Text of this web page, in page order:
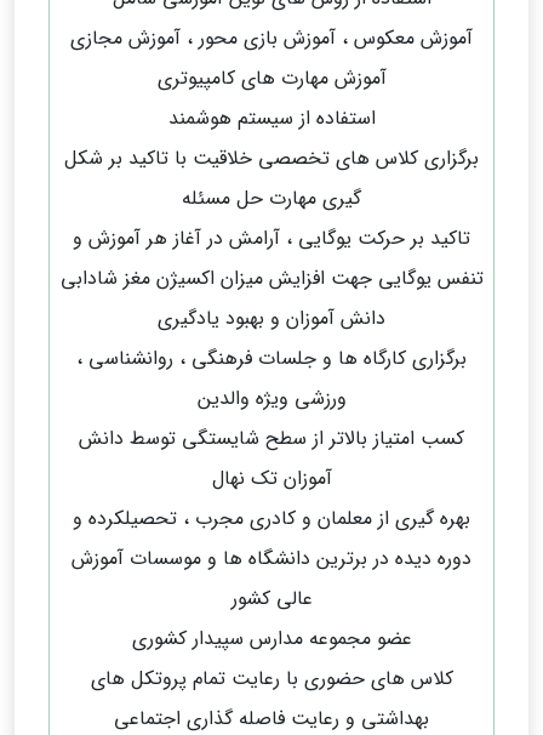
آموزش معکوس ، آموزش بازی محور ، آموزش مجازی
آموزش مهارت های کامپیوتری
استفاده از سیستم هوشمند
برگزاری کلاس های تخصصی خلاقیت با تاکید بر شکل
گیری مهارت حل مسئله
تاکید بر حرکت یوگایی ، آرامش در آغاز هر آموزش و
تنفس یوگایی جهت افزایش میزان اکسیژن مغز شادابی
دانش آموزان و بهبود یادگیری
برگزاری کارگاه ها و جلسات فرهنگی ، روانشناسی ،
ورزشی ویژه والدین
کسب امتیاز بالاتر از سطح شایستگی توسط دانش
آموزان تک نهال
بهره گیری از معلمان و کادری مجرب ، تحصیلکرده و
دوره دیده در برترین دانشگاه ها و موسسات آموزش
عالی کشور
عضو مجموعه مدارس سپیدار کشوری
کلاس های حضوری با رعایت تمام پروتکل های
بهداشتی و رعایت فاصله گذاری اجتماعی